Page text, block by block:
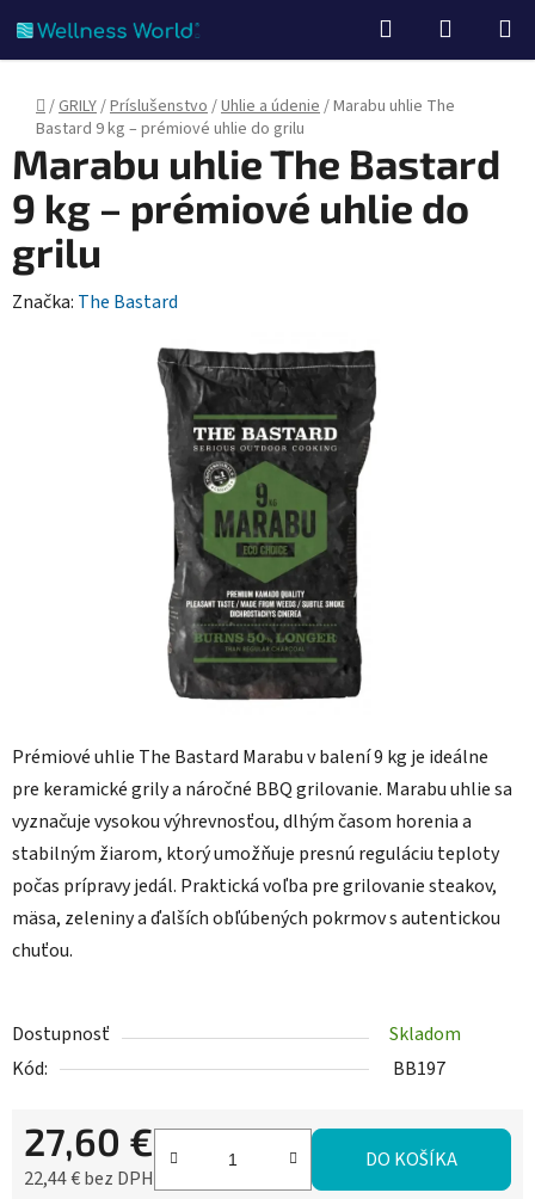
na
obsah
Hľadať
KOŠÍK
Domov
/GRILY/Príslušenstvo/Uhlie a údenie/Marabu uhlie The
Bastard 9 kg – prémiové uhlie do grilu
Prémiové uhlie The Bastard Marabu v balení 9 kg je ideálne
pre keramické grily a náročné BBQ grilovanie. Marabu uhlie sa
vyznačuje vysokou výhrevnosťou, dlhým časom horenia a
stabilným žiarom, ktorý umožňuje presnú reguláciu teploty
počas prípravy jedál. Praktická voľba pre grilovanie steakov,
mäsa, zeleniny a ďalších obľúbených pokrmov s autentickou
chuťou.
Dostupnosť
Skladom
Kód:
BB197
27,60 €
22,44 € bez DPH
DO KOŠÍKA
Marabu uhlie The Bastard
9 kg – prémiové uhlie do
grilu
Značka: The Bastard